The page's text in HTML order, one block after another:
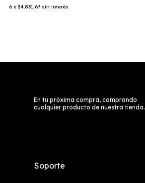
6 x $4.831,67 sin interés
En tu próxima compra, comprando
cualquier producto de nuestra tienda.
Soporte